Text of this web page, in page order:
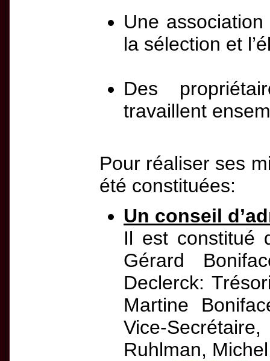
Une
la sélection et
Des
travaillent
Pour réaliser ses
été constituées:
Un conseil
Il est constitué
Gérard
Declerck:
Martine
Vice-
Ruhlman,